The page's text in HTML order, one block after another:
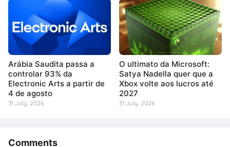
Arábia Saudita passa a
controlar 93% da
Electronic Arts a partir de
4 de agosto
31 July, 2026
O ultimato da Microsoft:
Satya Nadella quer que a
Xbox volte aos lucros até
2027
31 July, 2026
Comments